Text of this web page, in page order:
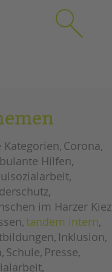
Kategorien Corona
Hilfen
im Harzer Kiez
tandem intern
Inklusion
Schule Presse